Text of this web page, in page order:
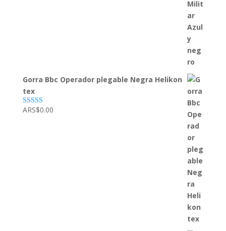
Gorra Bbc Operador plegable Negra Helikon
tex
Valorado con
ARS$0.00